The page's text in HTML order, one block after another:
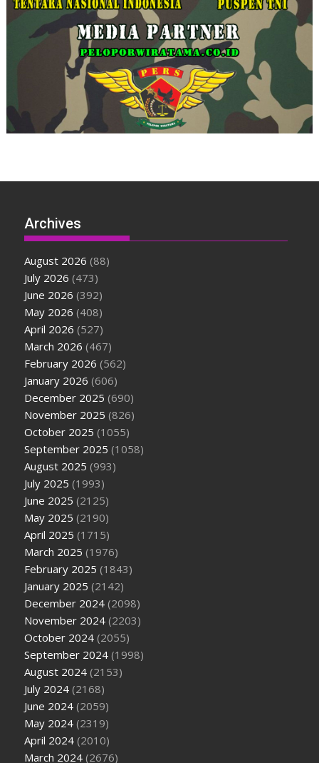
Archives
August 2026 (88)
July 2026 (473)
June 2026 (392)
May 2026 (408)
April 2026 (527)
March 2026 (467)
February 2026 (562)
January 2026 (606)
December 2025 (690)
November 2025 (826)
October 2025 (1055)
September 2025 (1058)
August 2025 (993)
July 2025 (1993)
June 2025 (2125)
May 2025 (2190)
April 2025 (1715)
March 2025 (1976)
February 2025 (1843)
January 2025 (2142)
December 2024 (2098)
November 2024 (2203)
October 2024 (2055)
September 2024 (1998)
August 2024 (2153)
July 2024 (2168)
June 2024 (2059)
May 2024 (2319)
April 2024 (2010)
March 2024 (2676)